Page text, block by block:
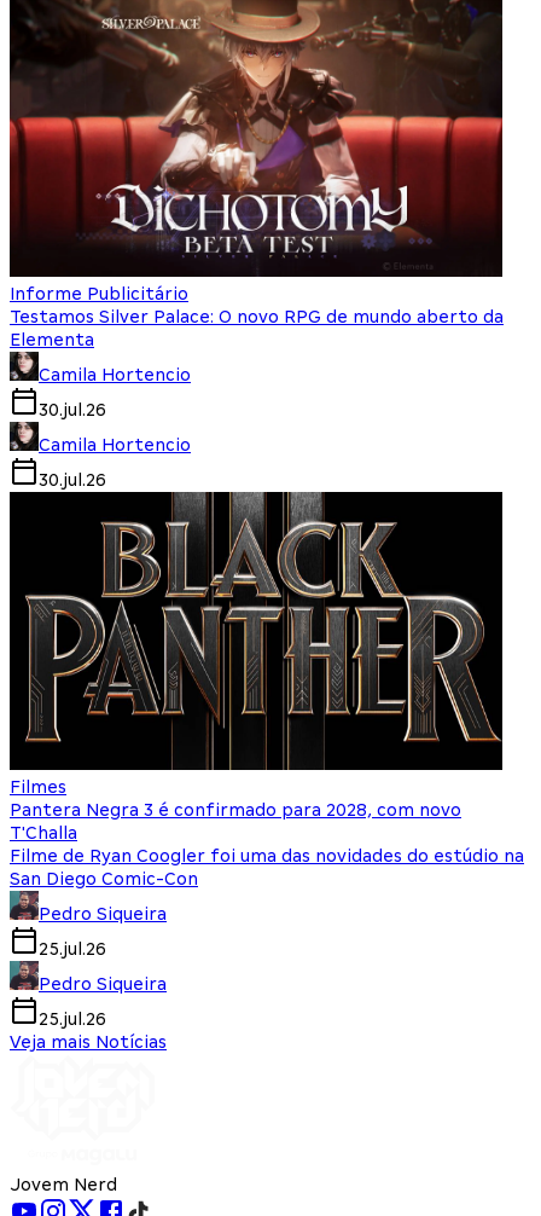
Informe Publicitário
Testamos Silver Palace: O novo RPG de mundo aberto da
Elementa
Camila Hortencio
30.jul.26
Camila Hortencio
30.jul.26
Filmes
Pantera Negra 3 é confirmado para 2028, com novo
T'Challa
Filme de Ryan Coogler foi uma das novidades do estúdio na
San Diego Comic-Con
Pedro Siqueira
25.jul.26
Pedro Siqueira
25.jul.26
Veja mais Notícias
Jovem Nerd